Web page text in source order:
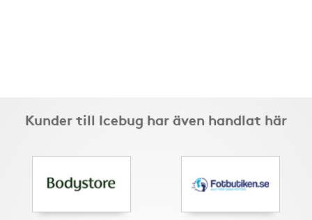
Kunder till Icebug har även handlat här